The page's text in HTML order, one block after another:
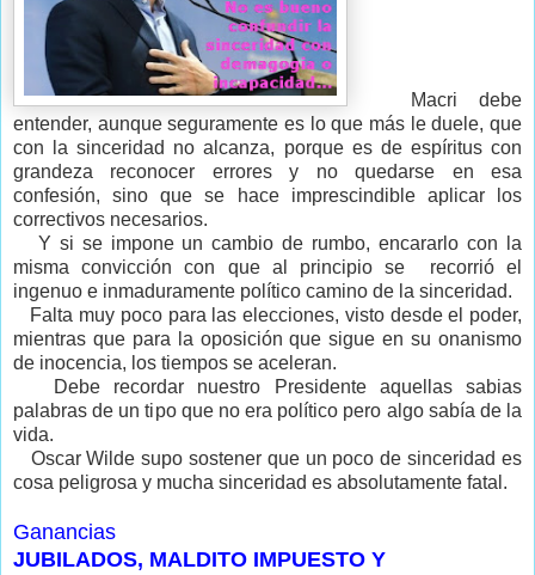
Macri debe
entender, aunque seguramente es lo que más le duele, que
con la sinceridad no alcanza, porque es de espíritus con
grandeza reconocer errores y no quedarse en esa
confesión, sino que se hace imprescindible aplicar los
correctivos necesarios.
Y si se impone un cambio de rumbo, encararlo con la
misma convicción con que al principio se recorrió el
ingenuo e inmaduramente político camino de la sinceridad.
Falta muy poco para las elecciones, visto desde el poder,
mientras que para la oposición que sigue en su onanismo
de inocencia, los tiempos se aceleran.
Debe recordar nuestro Presidente aquellas sabias
palabras de un tipo que no era político pero algo sabía de la
vida.
Oscar Wilde supo sostener que un poco de sinceridad es
cosa peligrosa y mucha sinceridad es absolutamente fatal.
Ganancias
JUBILADOS, MALDITO IMPUESTO Y